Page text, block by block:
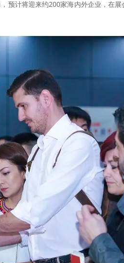
预计将迎来约200家海内外企业，在展